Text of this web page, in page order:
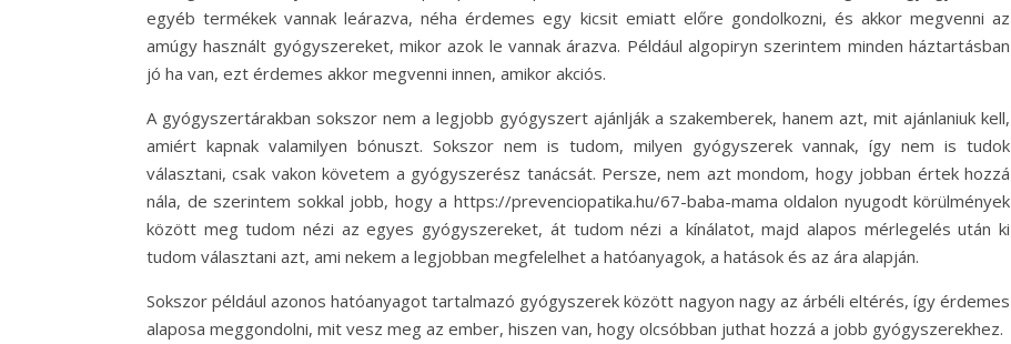
egyéb termékek vannak leárazva, néha érdemes egy kicsit emiatt előre gondolkozni, és akkor megvenni az
amúgy használt gyógyszereket, mikor azok le vannak árazva. Például algopiryn szerintem minden háztartásban
jó ha van, ezt érdemes akkor megvenni innen, amikor akciós.
A gyógyszertárakban sokszor nem a legjobb gyógyszert ajánlják a szakemberek, hanem azt, mit ajánlaniuk kell,
amiért kapnak valamilyen bónuszt. Sokszor nem is tudom, milyen gyógyszerek vannak, így nem is tudok
választani, csak vakon követem a gyógyszerész tanácsát. Persze, nem azt mondom, hogy jobban értek hozzá
nála, de szerintem sokkal jobb, hogy a https://prevenciopatika.hu/67-baba-mama oldalon nyugodt körülmények
között meg tudom nézi az egyes gyógyszereket, át tudom nézi a kínálatot, majd alapos mérlegelés után ki
tudom választani azt, ami nekem a legjobban megfelelhet a hatóanyagok, a hatások és az ára alapján.
Sokszor például azonos hatóanyagot tartalmazó gyógyszerek között nagyon nagy az árbéli eltérés, így érdemes
alaposa meggondolni, mit vesz meg az ember, hiszen van, hogy olcsóbban juthat hozzá a jobb gyógyszerekhez.